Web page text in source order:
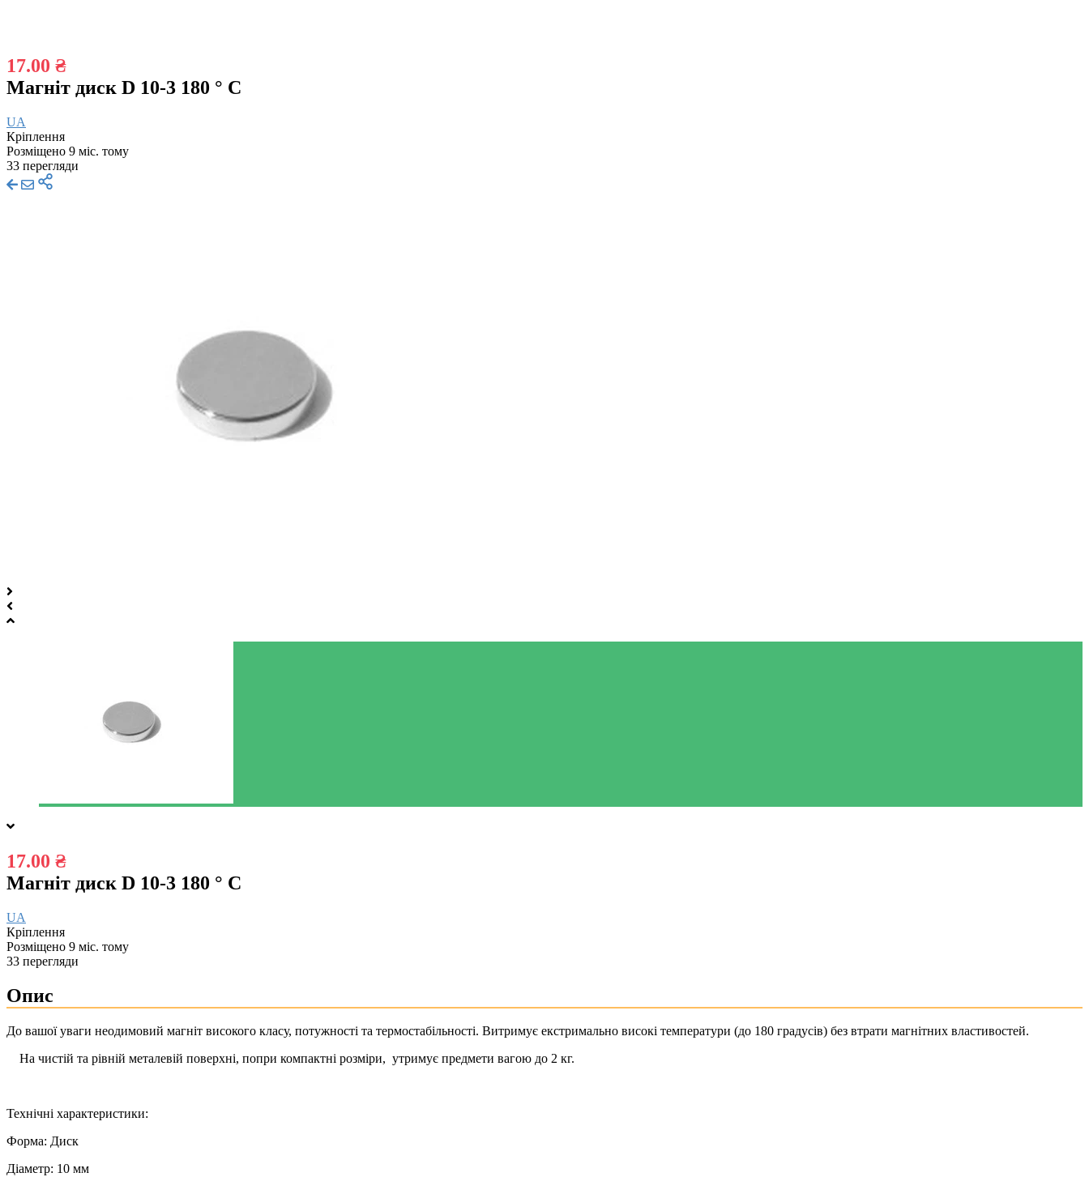
17.00 ₴
Магніт диск D 10-3 180 ° C
UA
Кріплення
Розміщено 9 міс. тому
33 перегляди
17.00 ₴
Магніт диск D 10-3 180 ° C
UA
Кріплення
Розміщено 9 міс. тому
33 перегляди
Опис
До вашої уваги неодимовий магніт високого класу, потужності та термостабільності. Витримує екстримально високі температури (до 180 градусів) без втрати магнітних властивостей.
На чистій та рівній металевій поверхні, попри компактні розміри, утримує предмети вагою до 2 кг.
Технічні характеристики:
Форма: Диск
Діаметр: 10 мм